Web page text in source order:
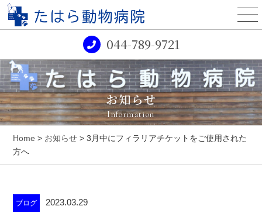
044-789-9721
お知らせ
Information
Home > お知らせ > 3月中にフィラリアチケットをご使用された
方へ
ブログ 2023.03.29